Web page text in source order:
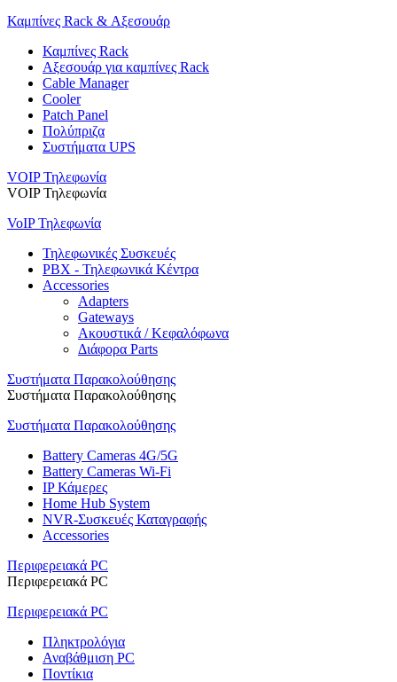
Καμπίνες Rack & Αξεσουάρ
Καμπίνες Rack
Αξεσουάρ για καμπίνες Rack
Cable Manager
Cooler
Patch Panel
Πολύπριζα
Συστήματα UPS
VOIP Τηλεφωνία
VOIP Τηλεφωνία
VoIP Τηλεφωνία
Τηλεφωνικές Συσκευές
PBX - Τηλεφωνικά Κέντρα
Accessories
Adapters
Gateways
Ακουστικά / Κεφαλόφωνα
Διάφορα Parts
Συστήματα Παρακολούθησης
Συστήματα Παρακολούθησης
Συστήματα Παρακολούθησης
Battery Cameras 4G/5G
Battery Cameras Wi-Fi
IP Κάμερες
Home Hub System
NVR-Συσκευές Καταγραφής
Accessories
Περιφερειακά PC
Περιφερειακά PC
Περιφερειακά PC
Πληκτρολόγια
Αναβάθμιση PC
Ποντίκια